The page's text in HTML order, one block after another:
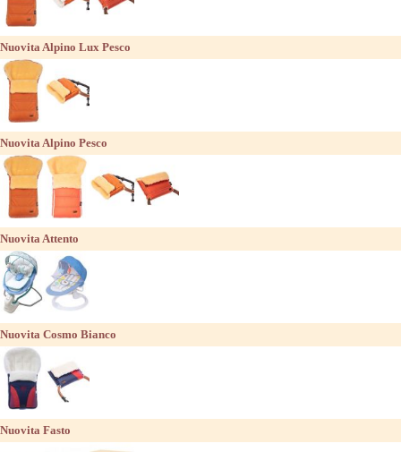
Nuovita Alpino Lux Pesco
Nuovita Alpino Pesco
Nuovita Attento
Nuovita Cosmo Bianco
Nuovita Fasto